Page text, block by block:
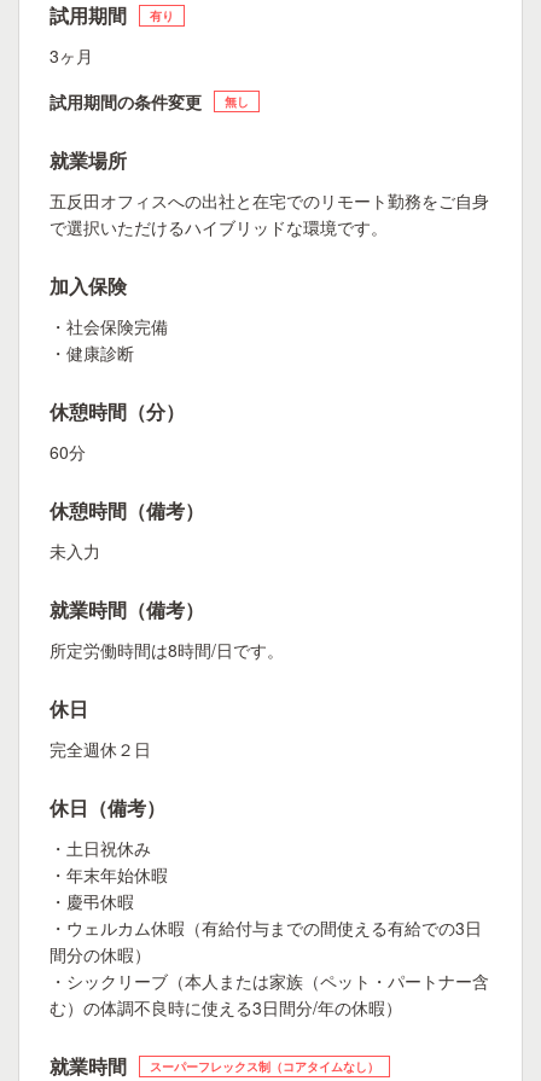
試用期間 有り
3ヶ月
試用期間の条件変更
無し
就業場所
五反田オフィスへの出社と在宅でのリモート勤務をご自身
で選択いただけるハイブリッドな環境です。
加入保険
・社会保険完備
・健康診断
休憩時間（分）
60分
休憩時間（備考）
未入力
就業時間（備考）
所定労働時間は8時間/日です。
休日
完全週休２日
休日（備考）
・土日祝休み
・年末年始休暇
・慶弔休暇
・ウェルカム休暇（有給付与までの間使える有給での3日
間分の休暇）
・シックリーブ（本人または家族（ペット・パートナー含
む）の体調不良時に使える3日間分/年の休暇）
就業時間 スーパーフレックス制（コアタイムなし）